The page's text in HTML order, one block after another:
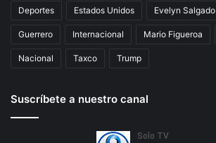
Deportes Estados Unidos Evelyn Salgado
Guerrero Internacional Mario Figueroa
Nacional Taxco Trump
Suscríbete a nuestro canal